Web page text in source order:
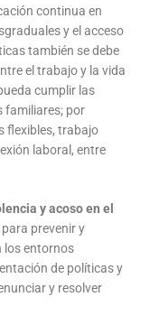
continua en
y el acceso
también se debe
el trabajo y la vida
cumplir las
familiares; por
flexibles, trabajo
laboral, entre
y acoso en el
prevenir y
los entornos
de políticas y
y resolver